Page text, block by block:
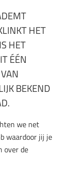
HET
HET
ÉÉN
BEKEND
we net
waardoor jij je
over de